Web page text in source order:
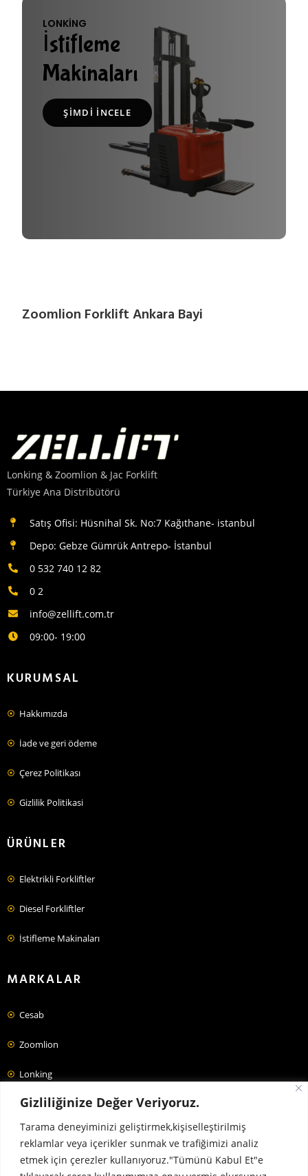
Gizliliğinize Değer Veriyoruz.
Tarama deneyiminizi geliştirmek,kişiselleştirilmiş
reklamlar veya içerikler sunmak ve trafiğimizi analiz
etmek için çerezler kullanıyoruz."Tümünü Kabul Et"e
LONKING
İstifleme
Makinaları
ŞIMDI İNCELE
Zoomlion Forklift Ankara Bayi
Lonking & Zoomlion & Jac Forklift
Türkiye Ana Distribütörü
Satış Ofisi: Hüsnihal Sk. No:7 Kağıthane- istanbul
Depo: Gebze Gümrük Antrepo- İstanbul
0 532 740 12 82
0 2
info@zellift.com.tr
09:00- 19:00
KURUMSAL
Hakkımızda
İade ve geri ödeme
Çerez Politikası
Gizlilik Politikasi
ÜRÜNLER
Elektrikli Forkliftler
Diesel Forkliftler
İstifleme Makinaları
MARKALAR
Cesab
Zoomlion
Lonking
Jac
Forklift Fiyatları